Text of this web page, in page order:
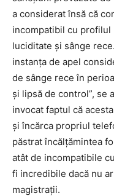
a considerat însă că
incompatibil cu profilul
luciditate și sânge
instanţa de apel
de sânge rece în
şi lipsă de control”, se
invocat faptul că
și încărca propriul
păstrat încălțămintea
atât de incompatibile
fi incredibile dacă nu
magistrații.